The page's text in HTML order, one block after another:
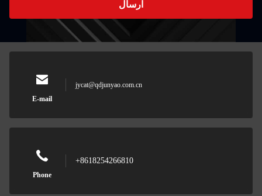
ارسال
E-mail
jycat@qdjunyao.com.cn
Phone
+8618254266810